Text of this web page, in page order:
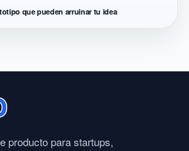
que pueden arruinar tu idea
producto para startups,